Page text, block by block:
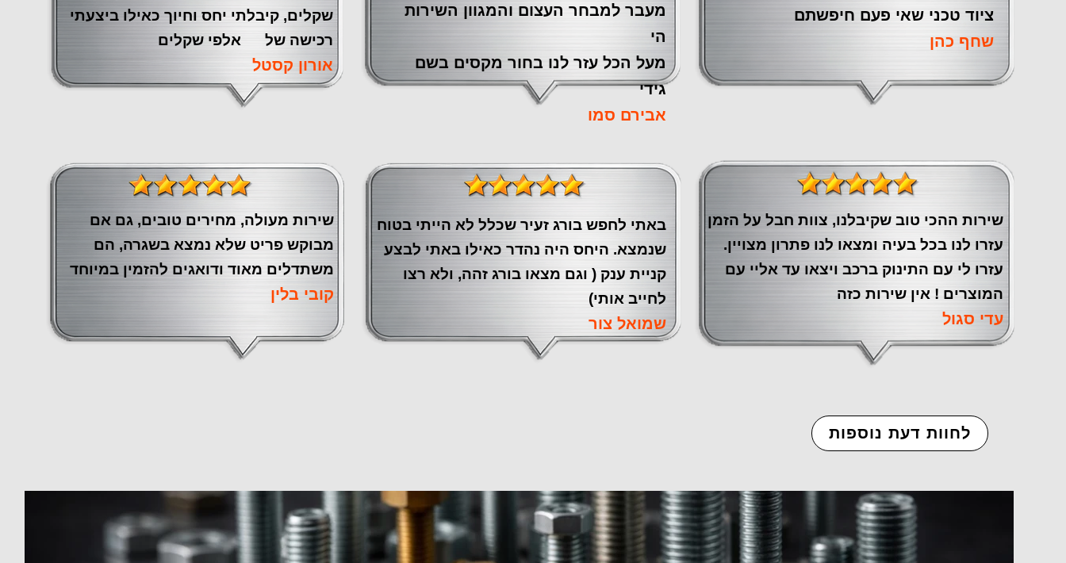
‏מעבר ‏למבחר העצום והמגוון השירות
הי
מעל הכל עזר לנו ‏בחור מקסים בשם
גידי
אבירם סמו
ציוד טכני שאי פעם חיפשתם
שחף כהן
שקלים, קיבלתי יחס וחיוך כאילו ביצעתי
רכישה של אלפי שקלים
אורון קסטל
שירות ההכי טוב שקיבלנו, צוות חבל על הזמן
עזרו לנו בכל בעיה ומצאו לנו פתרון מצויין.
עזרו לי עם התינוק ברכב ויצאו עד אליי עם
המוצרים ! אין שירות כזה
עדי סגול
באתי לחפש בורג זעיר שכלל לא הייתי בטוח
שנמצא. היחס היה נהדר כאילו באתי לבצע
קניית ענק ( וגם מצאו בורג זהה, ולא רצו
לחייב אותי)
שמואל צור
שירות מעולה, מחירים טובים, גם אם
מבוקש פריט שלא נמצא בשגרה, הם
משתדלים מאוד ודואגים להזמין במיוחד
קובי בלין
לחוות דעת נוספות